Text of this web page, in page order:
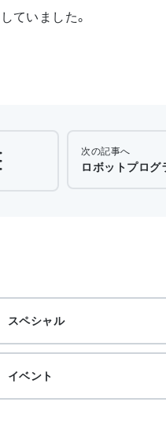
ていました。
次の記事へ
ロボットプロ
スペシャル
イベント